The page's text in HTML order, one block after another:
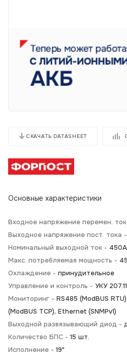
СКАЧАТЬ DATASHEET
Основные характеристики
Входное напряжение перемен.
Выходное напряжение пост. тока -
Номинальный выходной ток - 450А
Макс. потребляемая мощность -
Охлаждение - принудительное
Управление и контроль - УКУ
Мониторинг - RS485 (ModBUS
(ModBUS TCP), Ethernet (SNMPv1)
Выходной развязывающий диод -
Количество БПС - 15 шт.
Исполнение - 19"